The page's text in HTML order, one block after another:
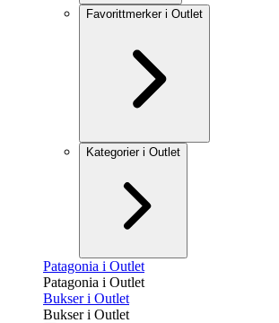
Favorittmerker i Outlet
Kategorier i Outlet
Patagonia i Outlet
Patagonia i Outlet
Bukser i Outlet
Bukser i Outlet